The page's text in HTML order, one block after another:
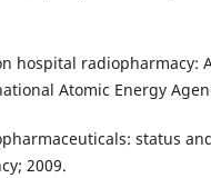
hospital radiopharmacy:
Atomic Energy
status
2009.